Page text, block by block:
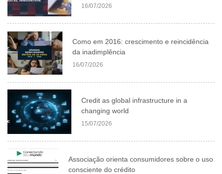
16/07/2026
Como em 2016: crescimento e reincidência
da inadimplência
16/07/2026
Credit as global infrastructure in a
changing world
15/07/2026
Associação orienta consumidores sobre o uso
consciente do crédito